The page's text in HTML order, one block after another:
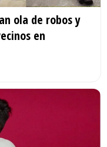
ola de robos y
en